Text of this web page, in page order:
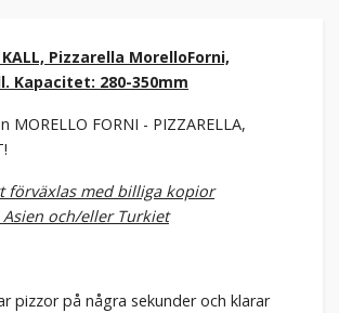
Pizzarella MorelloForni,
Kapacitet: 280-350mm
MORELLO FORNI - PIZZARELLA,
förväxlas med billiga kopior
och/eller Turkiet
pizzor på några sekunder och klarar